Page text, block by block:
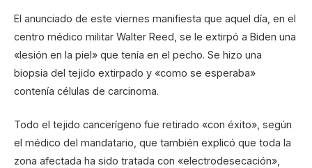
El anunciado de este viernes manifiesta que aquel día, en el
centro médico militar Walter Reed, se le extirpó a Biden una
«lesión en la piel» que tenía en el pecho. Se hizo una
biopsia del tejido extirpado y «como se esperaba»
contenía células de carcinoma.
Todo el tejido cancerígeno fue retirado «con éxito», según
el médico del mandatario, que también explicó que toda la
zona afectada ha sido tratada con «electrodesecación»,